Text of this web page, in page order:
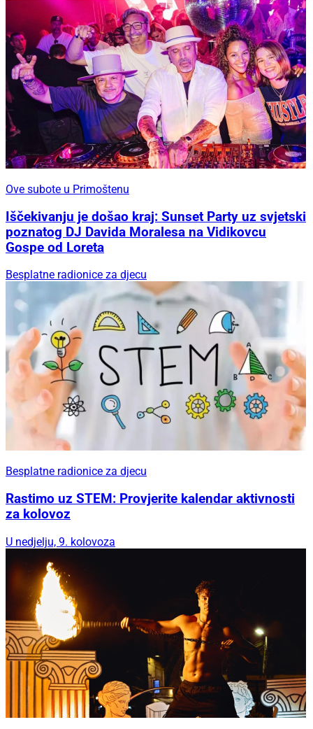
Ove subote u Primoštenu
Iščekivanju je došao kraj: Sunset Party uz svjetski
poznatog DJ Davida Moralesa na Vidikovcu
Gospe od Loreta
Besplatne radionice za djecu
Besplatne radionice za djecu
Rastimo uz STEM: Provjerite kalendar aktivnosti
za kolovoz
U nedjelju, 9. kolovoza